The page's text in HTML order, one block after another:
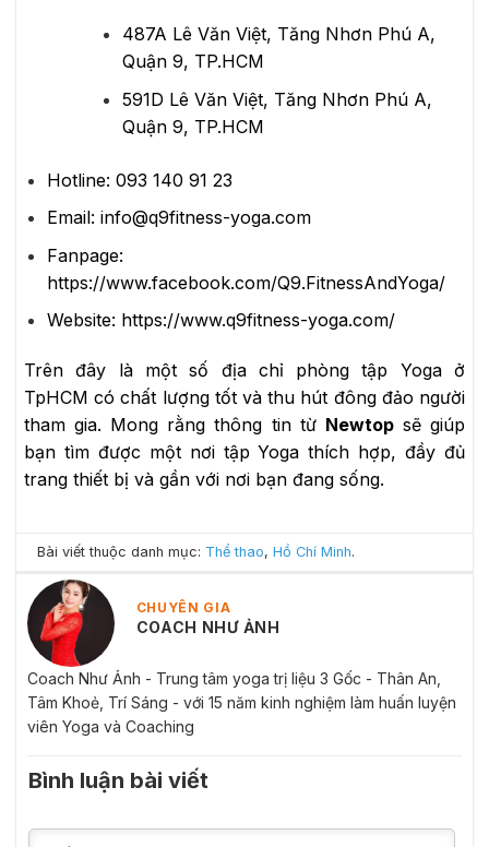
487A Lê Văn Việt, Tăng Nhơn Phú A,
Quận 9, TP.HCM
591D Lê Văn Việt, Tăng Nhơn Phú A,
Quận 9, TP.HCM
Hotline: 093 140 91 23
Email: info@q9fitness-yoga.com
Fanpage:
https://www.facebook.com/Q9.FitnessAndYoga/
Website: https://www.q9fitness-yoga.com/
Trên đây là một số địa chỉ phòng tập Yoga ở
TpHCM có chất lượng tốt và thu hút đông đảo người
tham gia. Mong rằng thông tin từ Newtopsẽ giúp
bạn tìm được một nơi tập Yoga thích hợp, đầy đủ
trang thiết bị và gần với nơi bạn đang sống.
Bài viết thuộc danh mục: Thể thao,Hồ Chí Minh.
CHUYÊN GIA
COACH NHƯ ẢNH
Coach Như Ảnh - Trung tâm yoga trị liệu 3 Gốc - Thân An,
Tâm Khoẻ, Trí Sáng - với 15 năm kinh nghiệm làm huấn luyện
viên Yoga và Coaching
Bình luận bài viết